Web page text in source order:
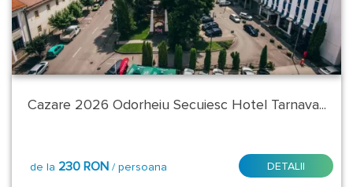
Cazare 2026 Odorheiu Secuiesc Hotel Tarnava...
de la 230 RON / persoana DETALII